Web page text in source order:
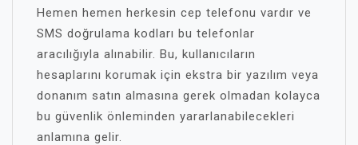
Hemen hemen herkesin cep telefonu vardır ve
SMS doğrulama kodları bu telefonlar
aracılığıyla alınabilir. Bu, kullanıcıların
hesaplarını korumak için ekstra bir yazılım veya
donanım satın almasına gerek olmadan kolayca
bu güvenlik önleminden yararlanabilecekleri
anlamına gelir.